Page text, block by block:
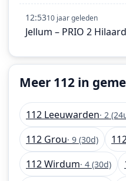
12:5310 jaar geleden
Jellum – PRIO 2
Meer 112 in
112 Leeuwarden· 2
112 Grou· 9 (30d)
112 Wirdum· 4 (30d)